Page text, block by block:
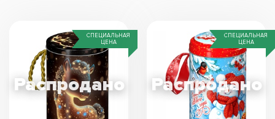
СПЕЦИАЛЬНАЯ
ЦЕНА
СПЕЦИАЛЬНАЯ
ЦЕНА